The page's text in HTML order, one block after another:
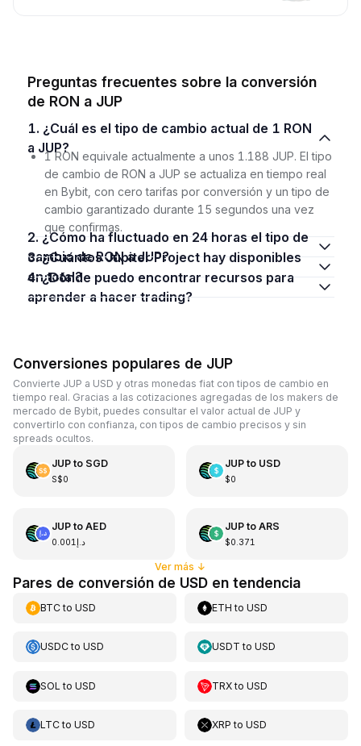
Preguntas frecuentes sobre la conversión
de RON a JUP
1. ¿Cuál es el tipo de cambio actual de 1 RON
a JUP?
1 RON equivale actualmente a unos 1.188 JUP. El tipo
de cambio de RON a JUP se actualiza en tiempo real
en Bybit, con cero tarifas por conversión y un tipo de
cambio garantizado durante 15 segundos una vez
que confirmas.
2. ¿Cómo ha fluctuado en 24 horas el tipo de
cambio de RON a JUP?
3. ¿Cuántos Jupiter Project hay disponibles
en total?
4. ¿Dónde puedo encontrar recursos para
aprender a hacer trading?
Conversiones populares de JUP
Convierte JUP a USD y otras monedas fiat con tipos de cambio en
tiempo real. Gracias a las cotizaciones agregadas de los makers de
mercado de Bybit, puedes consultar el valor actual de JUP y
convertirlo con confianza, con tipos de cambio precisos y sin
spreads ocultos.
JUPto SGD
S$0
JUPto USD
$0
JUPto AED
د.إ0.001
JUPto ARS
$0.371
Ver más ↓
Pares de conversión de USD en tendencia
BTCto USD ETH toUSD
USDCto USD USDT toUSD
SOL to USD TRXtoUSD
LTCto USD XRP toUSD